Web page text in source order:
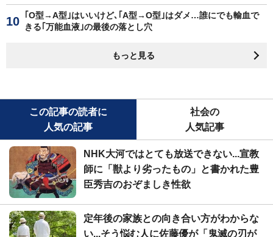
｢O型→A型｣はいいけど､｢A型→O型｣はダメ…誰にでも輸血で
きる｢万能血液｣の最後の落とし穴
もっと見る
この記事の読者に
人気の記事
社会の
人気記事
NHK大河ではとても放送できない...宣教
師に「獣より劣ったもの」と書かれた豊
臣秀吉のおぞましき性欲
定年後の家族との向き合い方がわからな
い...そう悩む人に佐藤優が「鬼滅の刃が